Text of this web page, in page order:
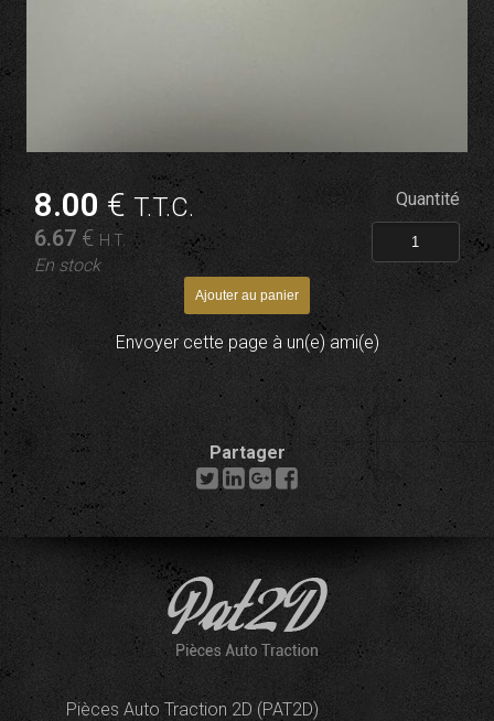
8.00 €T.T.C.
6.67 € H.T.
En stock
Quantité
Envoyer cette page à un(e) ami(e)
Partager
Pièces Auto Traction 2D (PAT2D)